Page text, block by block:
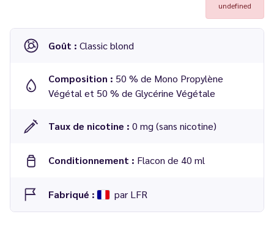
undefined
Goût : Classic blond
Composition : 50 % de Mono Propylène
Végétal et 50 % de Glycérine Végétale
Taux de nicotine : 0 mg (sans nicotine)
Conditionnement : Flacon de 40 ml
Fabriqué : par LFR